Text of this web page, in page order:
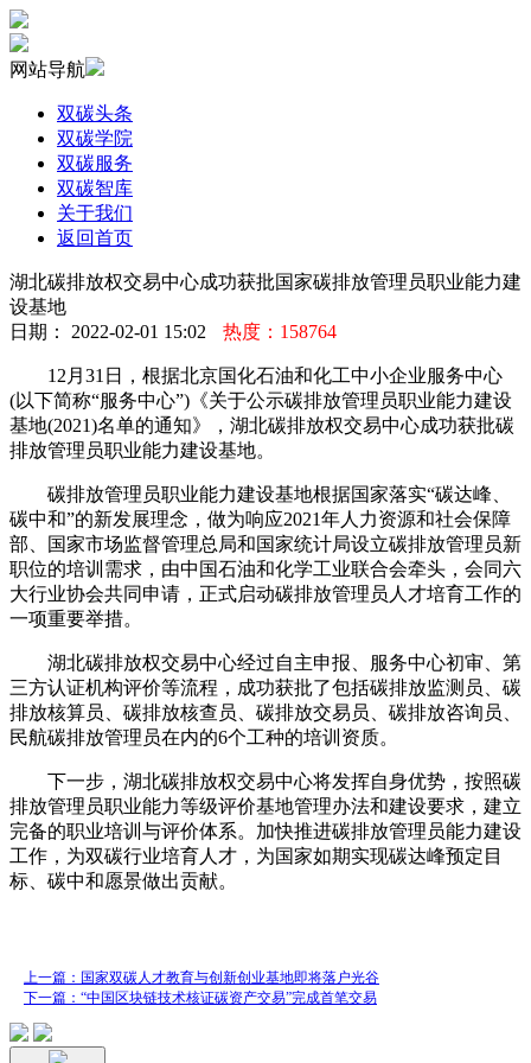
网站导航
双碳头条
双碳学院
双碳服务
双碳智库
关于我们
返回首页
湖北碳排放权交易中心成功获批国家碳排放管理员职业能力建
设基地
日期： 2022-02-01 15:02
热度：158764
12月31日，根据北京国化石油和化工中小企业服务中心
(以下简称“服务中心”)《关于公示碳排放管理员职业能力建设
基地(2021)名单的通知》，湖北碳排放权交易中心成功获批碳
排放管理员职业能力建设基地。
碳排放管理员职业能力建设基地根据国家落实“碳达峰、
碳中和”的新发展理念，做为响应2021年人力资源和社会保障
部、国家市场监督管理总局和国家统计局设立碳排放管理员新
职位的培训需求，由中国石油和化学工业联合会牵头，会同六
大行业协会共同申请，正式启动碳排放管理员人才培育工作的
一项重要举措。
湖北碳排放权交易中心经过自主申报、服务中心初审、第
三方认证机构评价等流程，成功获批了包括碳排放监测员、碳
排放核算员、碳排放核查员、碳排放交易员、碳排放咨询员、
民航碳排放管理员在内的6个工种的培训资质。
下一步，湖北碳排放权交易中心将发挥自身优势，按照碳
排放管理员职业能力等级评价基地管理办法和建设要求，建立
完备的职业培训与评价体系。加快推进碳排放管理员能力建设
工作，为双碳行业培育人才，为国家如期实现碳达峰预定目
标、碳中和愿景做出贡献。
上一篇：国家双碳人才教育与创新创业基地即将落户光谷
下一篇：“中国区块链技术核证碳资产交易”完成首笔交易